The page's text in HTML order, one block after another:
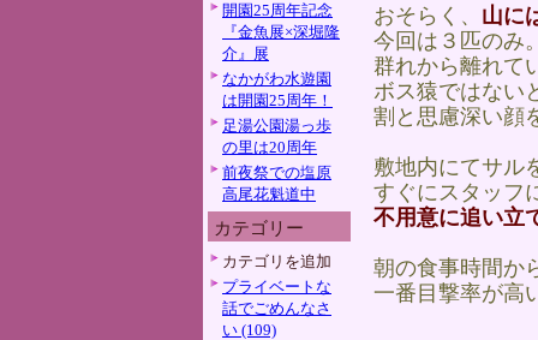
開園25周年記念
『金魚展×深堀隆
介』展
なかがわ水遊園
は開園25周年！
足湯公園湯っ歩
の里は20周年
前夜祭での塩原
高尾花魁道中
カテゴリー
カテゴリを追加
プライベートな
話でごめんなさ
い (109)
おそらく、 山に
今回は３匹のみ
群れから離れて
ボス猿ではない
割と思慮深い顔
敷地内にてサル
すぐにスタッフ
不用意に追い立
朝の食事時間か
一番目撃率が高